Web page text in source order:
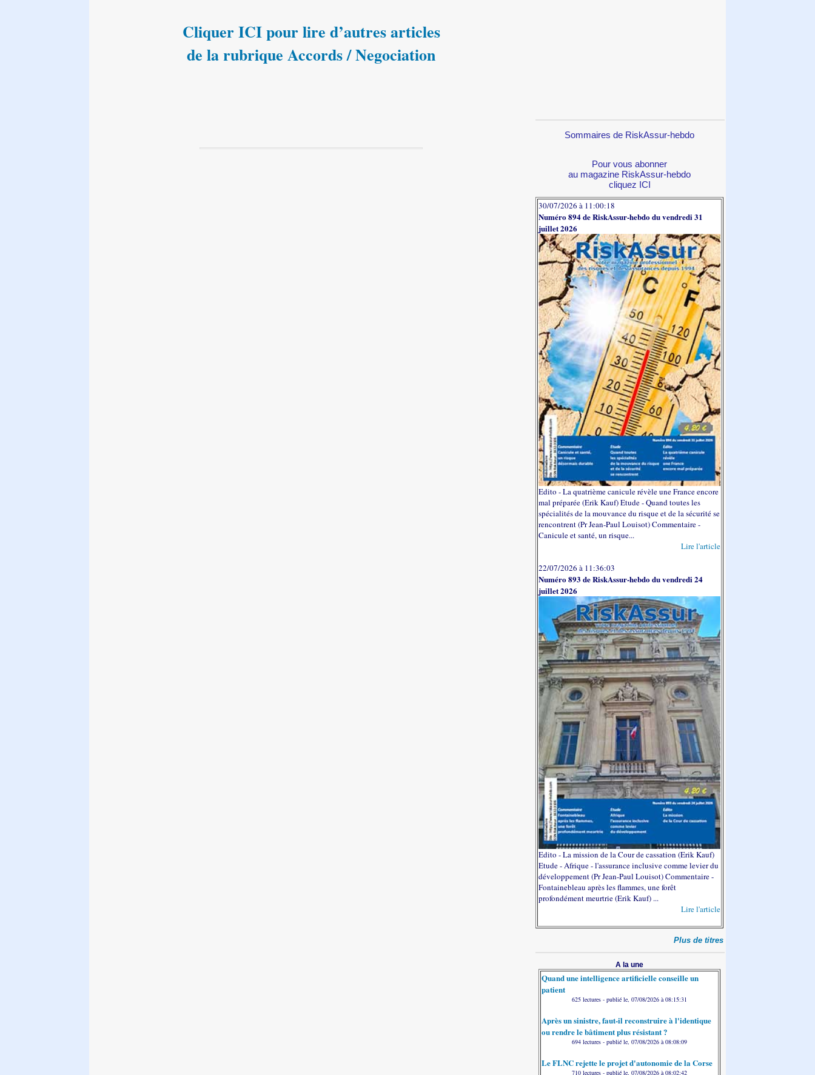
Cliquer ICI pour lire d’autres articles
de la rubrique Accords / Negociation
Sommaires de RiskAssur-hebdo
Pour vous abonner
au magazine RiskAssur-hebdo
cliquez ICI
30/07/2026 à 11:00:18
Numéro 894 de RiskAssur-hebdo du vendredi 31
juillet 2026
Edito - La quatrième canicule révèle une France encore
mal préparée (Erik Kauf) Etude - Quand toutes les
spécialités de la mouvance du risque et de la sécurité se
rencontrent (Pr Jean-Paul Louisot) Commentaire -
Canicule et santé, un risque...
Lire l'article
22/07/2026 à 11:36:03
Numéro 893 de RiskAssur-hebdo du vendredi 24
juillet 2026
Edito - La mission de la Cour de cassation (Erik Kauf)
Etude - Afrique - l'assurance inclusive comme levier du
développement (Pr Jean-Paul Louisot) Commentaire -
Fontainebleau après les flammes, une forêt
profondément meurtrie (Erik Kauf) ...
Lire l'article
Plus de titres
A la une
Quand une intelligence artificielle conseille un
patient
625 lectures - publié le, 07/08/2026 à 08:15:31
Après un sinistre, faut-il reconstruire à l'identique
ou rendre le bâtiment plus résistant ?
694 lectures - publié le, 07/08/2026 à 08:08:09
Le FLNC rejette le projet d'autonomie de la Corse
710 lectures - publié le, 07/08/2026 à 08:02:42